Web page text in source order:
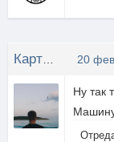
20
Ну так